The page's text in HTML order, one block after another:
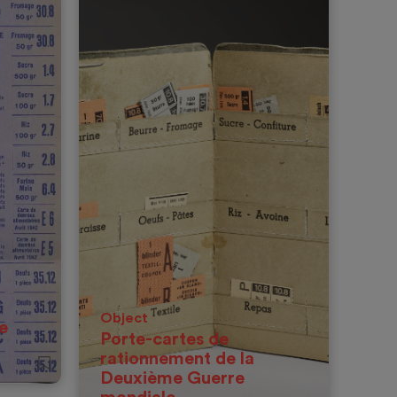
Object
Porte-cartes de
rationnement de la
Deuxième Guerre